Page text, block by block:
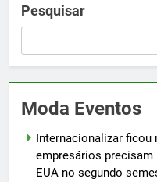
Pesquisar
Moda Eventos
Internacionalizar
empresários precisam
EUA no segundo